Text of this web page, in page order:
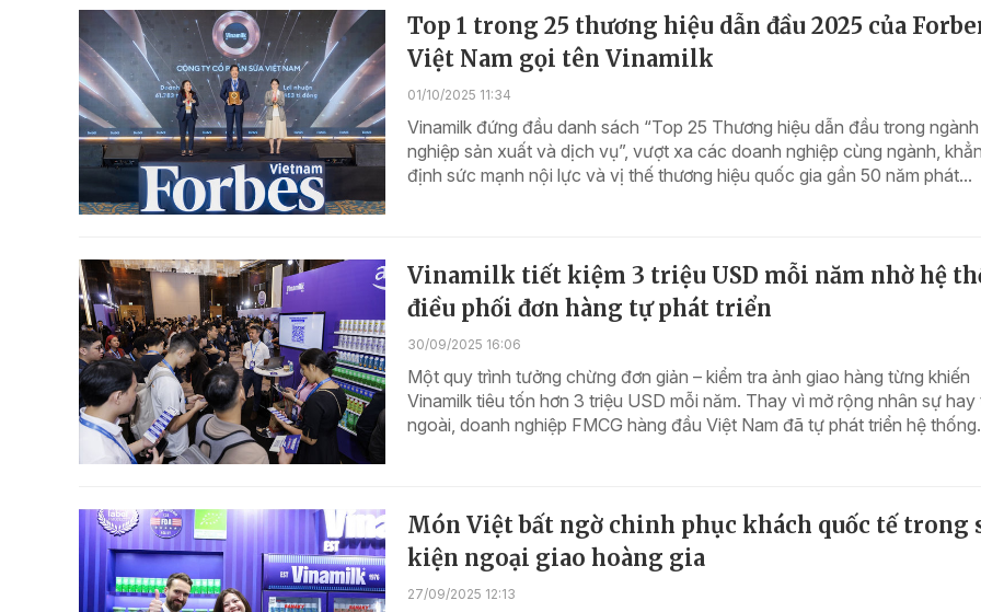
Top 1 trong 25 thương hiệu dẫn đầu 2025 của
Việt Nam gọi tên Vinamilk
01/10/2025 11:34
Vinamilk đứng đầu danh sách “Top 25 Thương hiệu dẫn đầu trong
nghiệp sản xuất và dịch vụ”, vượt xa các doanh nghiệp cùng ngành,
định sức mạnh nội lực và vị thế thương hiệu quốc gia gần 50 năm phát...
Vinamilk tiết kiệm 3 triệu USD mỗi năm nhờ hệ
điều phối đơn hàng tự phát triển
30/09/2025 16:06
Một quy trình tưởng chừng đơn giản – kiểm tra ảnh giao hàng từng khiến
Vinamilk tiêu tốn hơn 3 triệu USD mỗi năm. Thay vì mở rộng nhân sự hay
ngoài, doanh nghiệp FMCG hàng đầu Việt Nam đã tự phát triển hệ
Món Việt bất ngờ chinh phục khách quốc tế trong
kiện ngoại giao hoàng gia
27/09/2025 12:13